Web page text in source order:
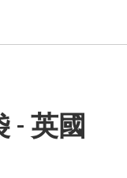
- 英國